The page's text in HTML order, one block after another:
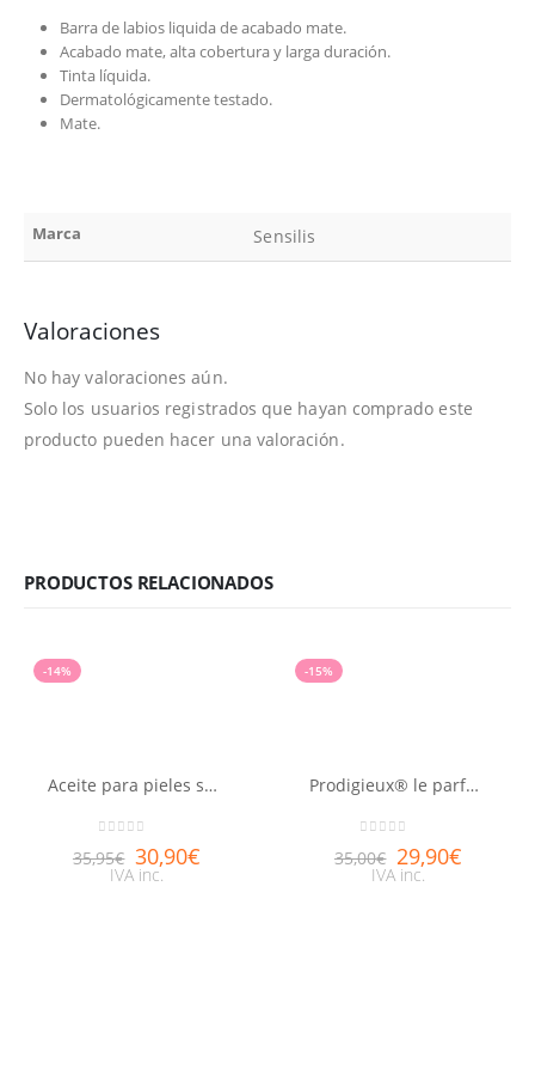
Barra de labios liquida de acabado mate.
Acabado mate, alta cobertura y larga duración.
Tinta líquida.
Dermatológicamente testado.
Mate.
Marca Sensilis
Valoraciones
No hay valoraciones aún.
Solo los usuarios registrados que hayan comprado este
producto pueden hacer una valoración.
PRODUCTOS RELACIONADOS
-14%
Aceite para pieles secas Huile prodigieuse® riche NUXE 100ml
35,95€ 30,90€
IVA inc.
-15%
Prodigieux® le parfum NUXE 30ml
35,00€ 29,90€
IVA inc.